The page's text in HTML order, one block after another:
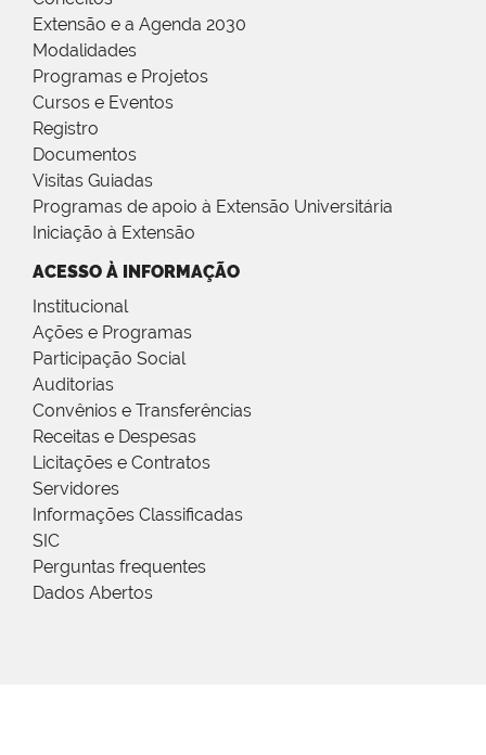
Extensão e a Agenda 2030
Modalidades
Programas e Projetos
Cursos e Eventos
Registro
Documentos
Visitas Guiadas
Programas de apoio à Extensão Universitária
Iniciação à Extensão
ACESSO À INFORMAÇÃO
Institucional
Ações e Programas
Participação Social
Auditorias
Convênios e Transferências
Receitas e Despesas
Licitações e Contratos
Servidores
Informações Classificadas
SIC
Perguntas frequentes
Dados Abertos